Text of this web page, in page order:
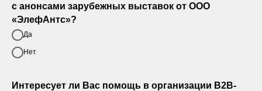
с анонсами зарубежных выставок от ООО
«ЭлефАнтс»?
Да
Нет
Интересует ли Вас помощь в организации B2B-